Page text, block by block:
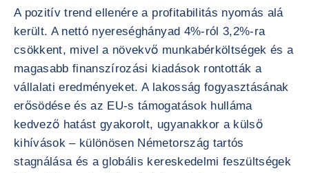
A pozitív trend ellenére a profitabilitás nyomás alá
került. A nettó nyereséghányad 4%-ról 3,2%-ra
csökkent, mivel a növekvő munkabérköltségek és a
magasabb finanszírozási kiadások rontották a
vállalati eredményeket. A lakosság fogyasztásának
erősödése és az EU-s támogatások hulláma
kedvező hatást gyakorolt, ugyanakkor a külső
kihívások – különösen Németország tartós
stagnálása és a globális kereskedelmi feszültségek